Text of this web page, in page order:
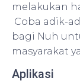
melakukan
Coba adik-
bagi Nuh
masyarakat
Aplikasi